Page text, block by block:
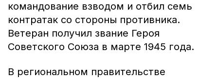
командование взводом и отбил семь
контратак со стороны противника.
Ветеран получил звание Героя
Советского Союза в марте 1945 года.
В региональном правительстве